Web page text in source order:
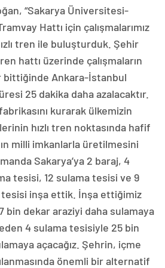
“Sakarya Üniversitesi-
Hattı için çalışmalarımız
tren ile buluşturduk. Şehir
tren hattı üzerinde çalışmaların
bittiğinde Ankara-İstanbul
25 dakika daha azalacaktır.
kurarak ülkemizin
hızlı tren noktasında hafif
milli imkanlarla üretilmesini
Sakarya’ya 2 baraj, 4
tesisi, 12 sulama tesisi ve 9
inşa ettik. İnşa ettiğimiz
bin dekar araziyi daha sulamaya
eden 4 sulama tesisiyle 25 bin
açacağız. Şehrin, içme
önemli bir alternatif